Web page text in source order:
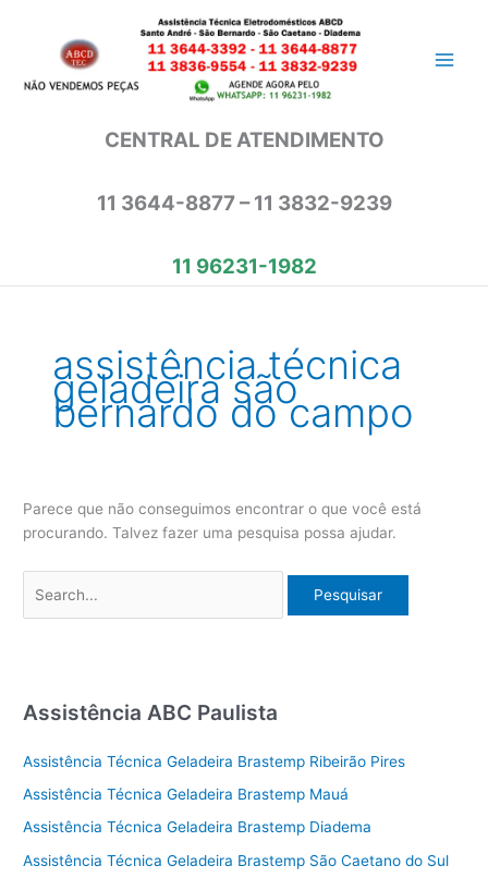
conteúdo
CENTRAL DE ATENDIMENTO
11 3644-8877 – 11 3832-9239
11 96231-1982
assistência técnica
geladeira são
bernardo do campo
Parece que não conseguimos encontrar o que você está
procurando. Talvez fazer uma pesquisa possa ajudar.
por:
Assistência ABC Paulista
Assistência Técnica Geladeira Brastemp Ribeirão Pires
Assistência Técnica Geladeira Brastemp Mauá
Assistência Técnica Geladeira Brastemp Diadema
Assistência Técnica Geladeira Brastemp São Caetano do Sul